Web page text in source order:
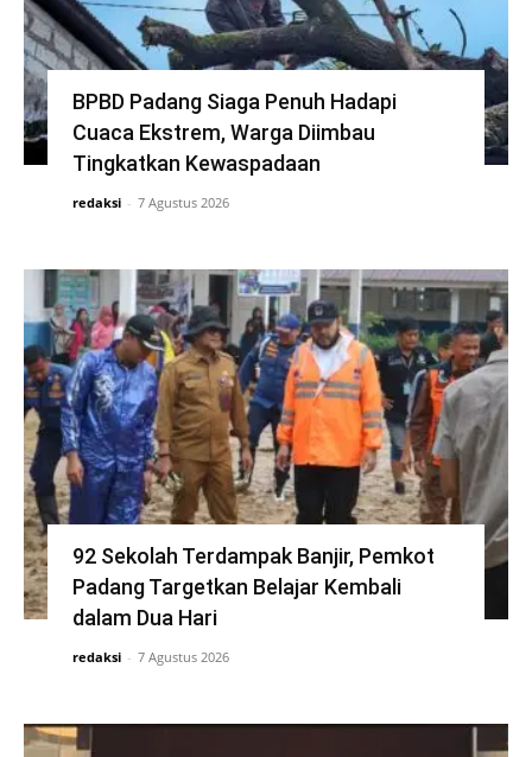
BPBD Padang Siaga Penuh Hadapi
Cuaca Ekstrem, Warga Diimbau
Tingkatkan Kewaspadaan
redaksi - 7 Agustus 2026
92 Sekolah Terdampak Banjir, Pemkot
Padang Targetkan Belajar Kembali
dalam Dua Hari
redaksi - 7 Agustus 2026